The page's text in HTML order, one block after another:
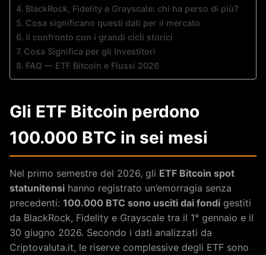
BlackRock, Fidelity e Grayscale: chi ha perso di più?
Cosa significano questi dati per il mercato
Il confronto con i grandi cicli storici
Cosa Significa per gli Investitori
FAQ — ETF Bitcoin e Flussi 2026
Gli ETF Bitcoin perdono
100.000 BTC in sei mesi
Nel primo semestre del 2026, gli ETF Bitcoin spot
statunitensi hanno registrato un’emorragia senza
precedenti: 100.000 BTC sono usciti dai fondi gestiti
da BlackRock, Fidelity e Grayscale tra il 1° gennaio e il
30 giugno 2026. Secondo i dati analizzati da
Criptovaluta.it, le riserve complessive degli ETF sono